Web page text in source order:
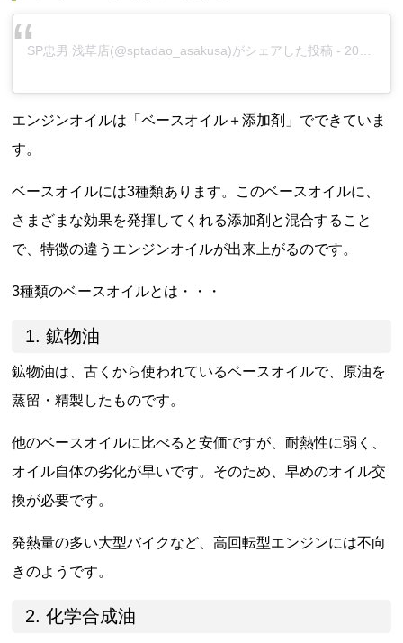
SP忠男 浅草店(@sptadao_asakusa)がシェアした投稿 - 2017年10月月12日午後8時30分PDT
エンジンオイルは「ベースオイル＋添加剤」でできていま
す。
ベースオイルには3種類あります。このベースオイルに、
さまざまな効果を発揮してくれる添加剤と混合すること
で、特徴の違うエンジンオイルが出来上がるのです。
3種類のベースオイルとは・・・
1. 鉱物油
鉱物油は、古くから使われているベースオイルで、原油を
蒸留・精製したものです。
他のベースオイルに比べると安価ですが、耐熱性に弱く、
オイル自体の劣化が早いです。そのため、早めのオイル交
換が必要です。
発熱量の多い大型バイクなど、高回転型エンジンには不向
きのようです。
2. 化学合成油